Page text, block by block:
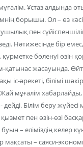
Ұстаз алдында
борышы. Ол – өз
пен
Нәтижесінде бір
бөленуі өзін
қатынас жасауында.
іс-әрекеті, білімі
мұғалім хабарлайды,
Білім беру жүйесі
пен өзін-өзі
буын – еліміздің
мақсаты – саяси-